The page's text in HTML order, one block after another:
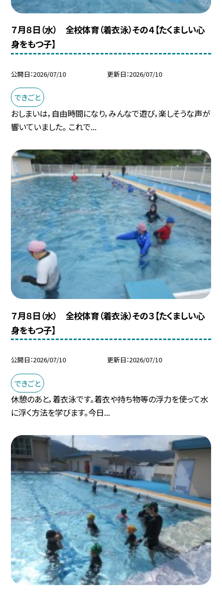
７月８日（水） 全校体育（着衣泳）その４【たくましい心
身をもつ子】
公開日 2026/07/10 更新日 2026/07/10
できごと
おしまいは，自由時間になり，みんなで遊び，楽しそうな声が
響いていました。 これで...
７月８日（水） 全校体育（着衣泳）その３【たくましい心
身をもつ子】
公開日 2026/07/10 更新日 2026/07/10
できごと
休憩のあと，着衣泳です。着衣や持ち物等の浮力を使って水
に浮く方法を学びます。今日...